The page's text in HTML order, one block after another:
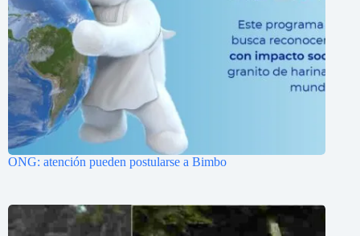
ONG: atención pueden postularse a Bimbo